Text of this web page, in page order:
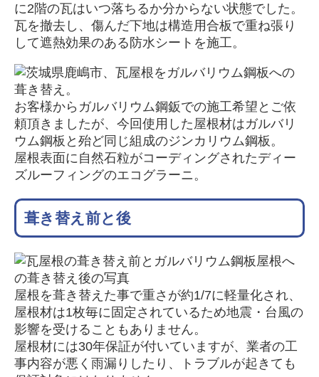
に2階の瓦はいつ落ちるか分からない状態でした。
瓦を撤去し、傷んだ下地は構造用合板で重ね張り
して遮熱効果のある防水シートを施工。
お客様からガルバリウム鋼鈑での施工希望とご依
頼頂きましたが、今回使用した屋根材はガルバリ
ウム鋼板と殆ど同じ組成のジンカリウム鋼板。
屋根表面に自然石粒がコーディングされたディー
ズルーフィングのエコグラーニ。
葺き替え前と後
屋根を葺き替えた事で重さが約1/7に軽量化され、
屋根材は1枚毎に固定されているため地震・台風の
影響を受けることもありません。
屋根材には30年保証が付いていますが、業者の工
事内容が悪く雨漏りしたり、トラブルが起きても